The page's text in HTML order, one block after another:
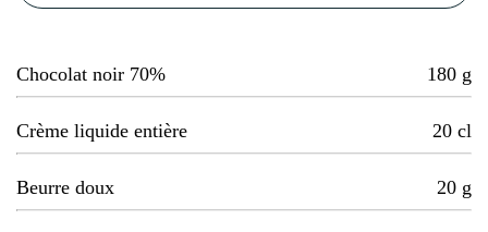
Chocolat noir 70% 180 g
Crème liquide entière 20 cl
Beurre doux 20 g